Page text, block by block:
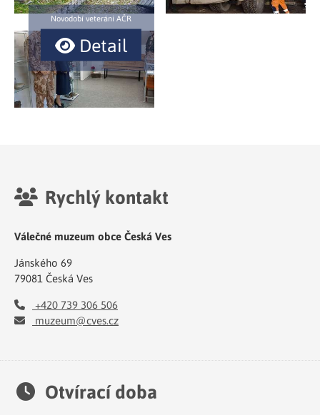
Novodobí veteráni AČR
Detail
Rychlý kontakt
Válečné muzeum obce Česká Ves
Jánského 69
79081 Česká Ves
+420 739 306 506
muzeum@cves.cz
Otvírací doba